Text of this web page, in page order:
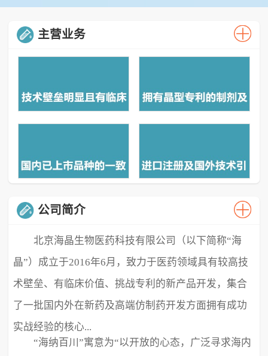
主营业务
公司简介
北京海晶生物医药科技有限公司（以下简称“海
晶”）成立于2016年6月，致力于医药领域具有较高技
术壁垒、有临床价值、挑战专利的新产品开发，集合
了一批国内外在新药及高端仿制药开发方面拥有成功
实战经验的核心...
“海纳百川”寓意为“以开放的心态，广泛寻求海内